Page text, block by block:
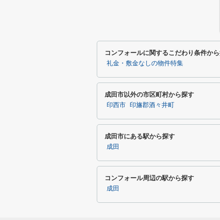
コンフォールに関するこだわり条件か
礼金・敷金なしの物件特集
成田市以外の市区町村から探す
印西市 印旛郡酒々井町
成田市にある駅から探す
成田
コンフォール周辺の駅から探す
成田